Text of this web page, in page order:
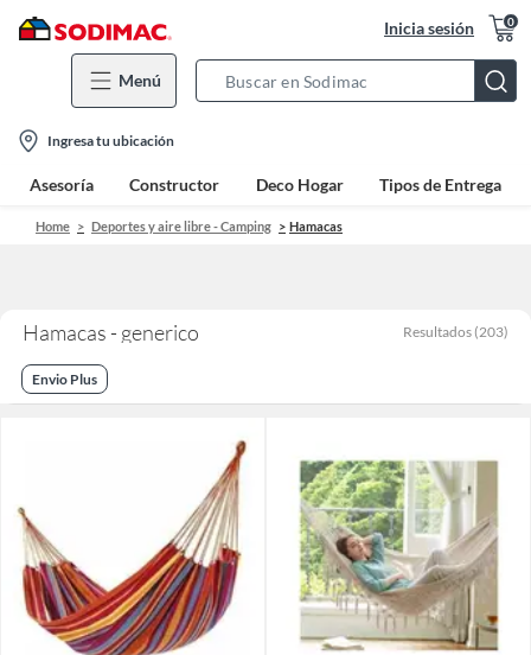
Inicia sesión 0
Menú
Bar
location-
icon
Ingresa tu ubicación
Asesoría Constructor Deco Hogar Tipos de Entrega
Home Deportes y aire libre - Camping Hamacas
Hamacas - generico Resultados (203)
Envio Plus